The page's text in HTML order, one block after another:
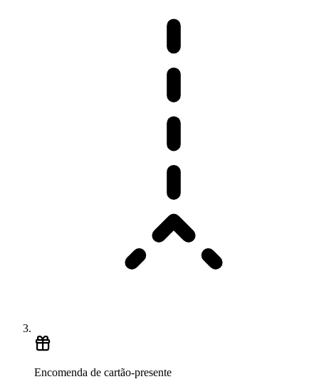
Encomenda de cartão-presente